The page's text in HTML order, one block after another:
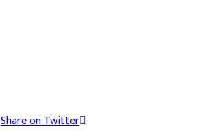
Share on Twitter